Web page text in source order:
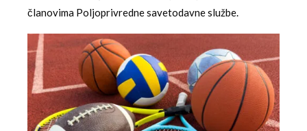
članovima Poljoprivredne savetodavne službe.